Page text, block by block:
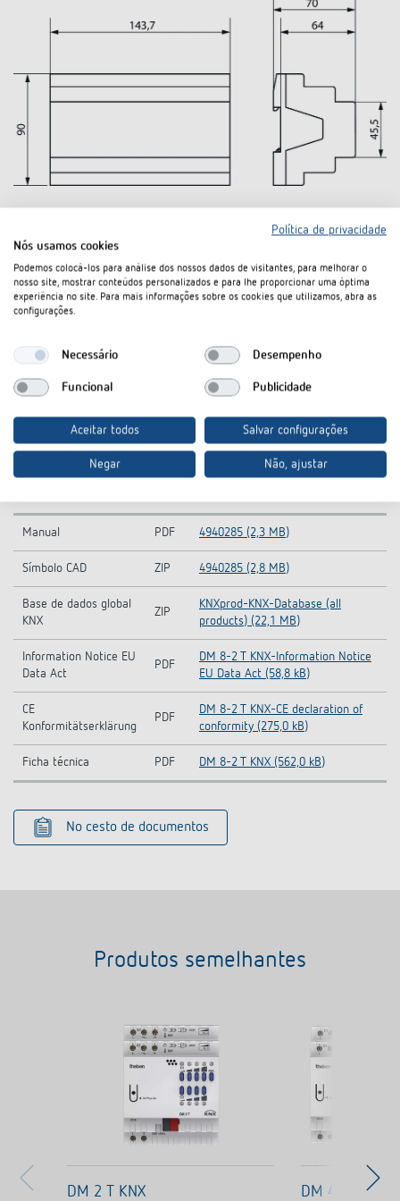
Manual PDF 4940285 (2,3 MB)
Símbolo CAD ZIP 4940285 (2,8 MB)
Base de dados global
KNX
ZIP
KNXprod-KNX-Database (all
products) (22,1 MB)
Information Notice EU
Data Act
PDF
DM 8-2 T KNX-Information Notice
EU Data Act (58,8 kB)
CE
Konformitätserklärung
PDF
DM 8-2 T KNX-CE declaration of
conformity (275,0 kB)
Ficha técnica PDF DM 8-2 T KNX (562,0 kB)
No cesto de documentos
Produtos semelhantes
DM 2 T KNX DM 4 T KNX
Política de privacidade
Nós usamos cookies
Podemos colocá-los para análise dos nossos dados de visitantes, para melhorar o
nosso site, mostrar conteúdos personalizados e para lhe proporcionar uma óptima
experiência no site. Para mais informações sobre os cookies que utilizamos, abra as
configurações.
Necessário Desempenho
Funcional Publicidade
Aceitar todos Salvar configurações
Negar Não, ajustar